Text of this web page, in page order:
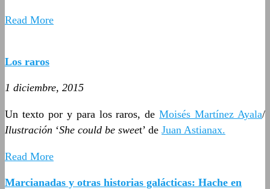
Read More
Los raros
1 diciembre, 2015
Un texto por y para los raros, deMoisés Martínez Ayala/
Ilustración ‘She could be sweet’ de Juan Astianax.
Read More
Marcianadas y otras historias galácticas: Hache en